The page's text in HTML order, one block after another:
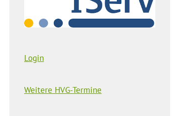
Login
Weitere HVG-Termine